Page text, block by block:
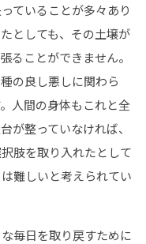
ていることが多々あり
としても、その土壌が
ることができません。
の良し悪しに関わら
人間の身体もこれと全
が整っていなければ、
肢を取り入れたとして
難しいと考えられてい
毎日を取り戻すために